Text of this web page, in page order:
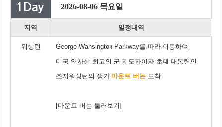
2026-08-06 목요일
지역 일정내역
워싱턴
George Wahsington Parkway를 따라 이동하여
미국 역사상 최고의 군 지도자이자 초대 대통령인
조지워싱턴의 생가 마운트 버논 도착
[마운트 버논 둘러보기]